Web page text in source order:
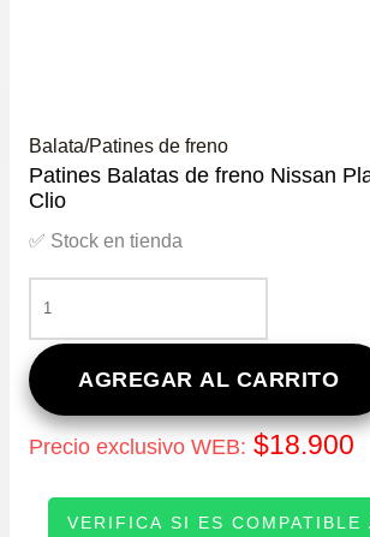
Balata/Patines de freno
Patines Balatas de freno Nissan
Clio
✅ Stock en tienda
BALATAS
DE
FRENO
NISSAN
PLATINA
CLIO
CANTIDAD
AGREGAR AL CARRITO
Precio exclusivo WEB: $18.900
VERIFICA SI ES COMPATIBLE